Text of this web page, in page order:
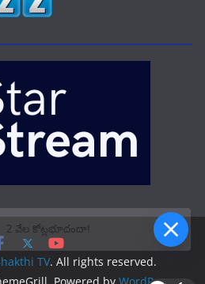
TV. All rights reserved.
2 వేల కోట్లభూదందా!